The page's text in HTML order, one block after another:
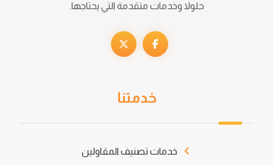
حلولا وخدمات متقدمة التي يحتاجها.
خدمتنا
خدمات تصنيف المقاولين